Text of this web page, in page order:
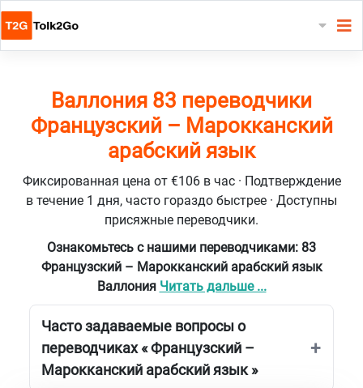
Валлония 83 переводчики
Французский – Марокканский
арабский язык
Фиксированная цена от €106 в час · Подтверждение
в течение 1 дня, часто гораздо быстрее · Доступны
присяжные переводчики.
Ознакомьтесь с нашими переводчиками: 83
Французский – Марокканский арабский язык
Валлония Читать дальше ...
Часто задаваемые вопросы о
переводчиках « Французский –
Марокканский арабский язык »